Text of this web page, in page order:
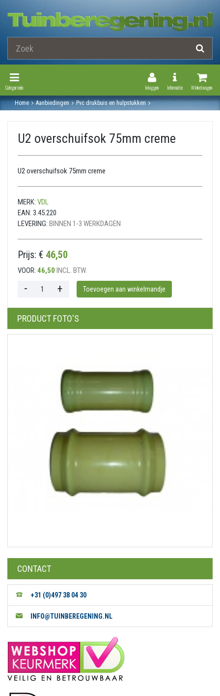
Winkelwagen
Toggle
Informatie
Inloggen
Toggle Navigation
Categorieën
Home Aanbiedingen
Pvc drukbuis en hulpstukken
U2 overschuifsok 75mm creme
U2 overschuifsok 75mm creme
MERK: VDL
EAN: 3.45.220
LEVERING: BINNEN 1-3 WERKDAGEN
Prijs: € 46,50
VOOR: 46,50 INCL. BTW.
PRODUCT FOTO'S
CONTACT
+31 (0)497 38 04 30
INFO@TUINBEREGENING.NL